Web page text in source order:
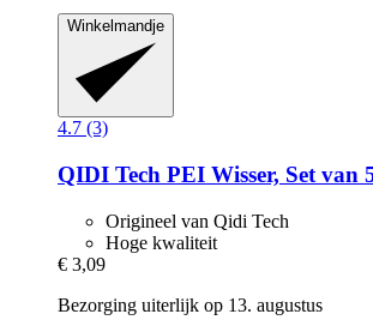
Winkelmandje
4.7 (3)
QIDI Tech PEI Wisser, Set van
Origineel van Qidi Tech
Hoge kwaliteit
€ 3,09
Bezorging uiterlijk op 13. augustus